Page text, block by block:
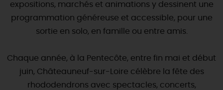
Programme des animations "Loiret au fil de l'eau"
2026
expositions, marchés et animations y dessinent une
programmation généreuse et accessible, pour une
sortie en solo, en famille ou entre amis.
Chaque année, à la Pentecôte, entre fin mai et début
juin, Châteauneuf-sur-Loire célèbre la fête des
rhododendrons avec spectacles, concerts,